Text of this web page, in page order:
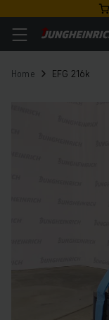
Home EFG 216k